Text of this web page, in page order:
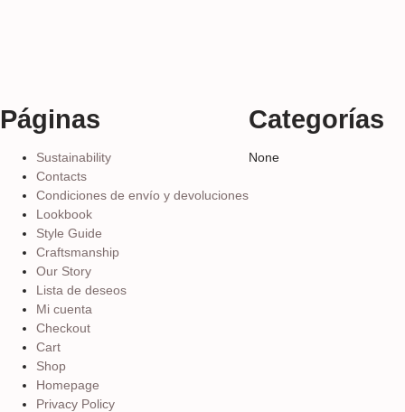
Páginas
Sustainability
Contacts
Condiciones de envío y devoluciones
Lookbook
Style Guide
Craftsmanship
Our Story
Lista de deseos
Mi cuenta
Checkout
Cart
Shop
Homepage
Privacy Policy
Categorías
None